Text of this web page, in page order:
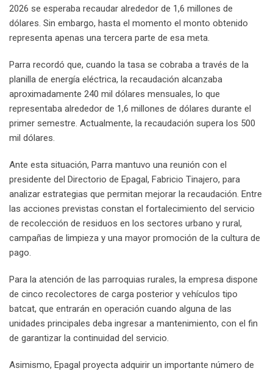
2026 se esperaba recaudar alrededor de 1,6 millones de
dólares. Sin embargo, hasta el momento el monto obtenido
representa apenas una tercera parte de esa meta.
Parra recordó que, cuando la tasa se cobraba a través de la
planilla de energía eléctrica, la recaudación alcanzaba
aproximadamente 240 mil dólares mensuales, lo que
representaba alrededor de 1,6 millones de dólares durante el
primer semestre. Actualmente, la recaudación supera los 500
mil dólares.
Ante esta situación, Parra mantuvo una reunión con el
presidente del Directorio de Epagal, Fabricio Tinajero, para
analizar estrategias que permitan mejorar la recaudación. Entre
las acciones previstas constan el fortalecimiento del servicio
de recolección de residuos en los sectores urbano y rural,
campañas de limpieza y una mayor promoción de la cultura de
pago.
Para la atención de las parroquias rurales, la empresa dispone
de cinco recolectores de carga posterior y vehículos tipo
batcat, que entrarán en operación cuando alguna de las
unidades principales deba ingresar a mantenimiento, con el fin
de garantizar la continuidad del servicio.
Asimismo, Epagal proyecta adquirir un importante número de